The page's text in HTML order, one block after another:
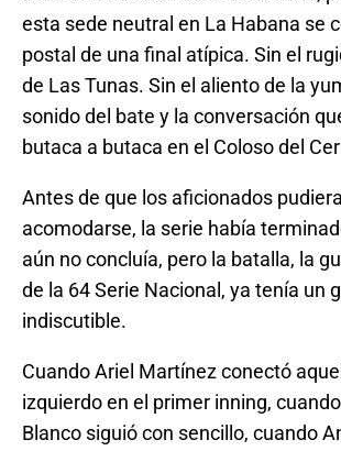
esta sede neutral en La Habana se
postal de una final atípica. Sin el
de Las Tunas. Sin el aliento de la
sonido del bate y la conversación
butaca a butaca en el Coloso del
Antes de que los aficionados
acomodarse, la serie había
aún no concluía, pero la batalla, la
de la 64 Serie Nacional, ya tenía un
indiscutible.
Cuando Ariel Martínez conectó
izquierdo en el primer inning,
Blanco siguió con sencillo, cuando